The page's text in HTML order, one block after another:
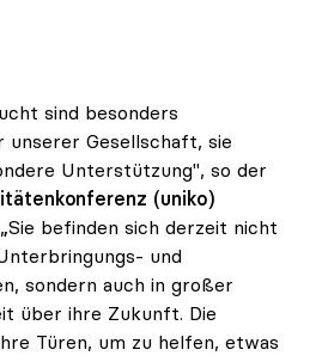
sind besonders
Gesellschaft, sie
Unterstützung", so der
(uniko)
befinden sich derzeit nicht
und
sondern auch in großer
über ihre Zukunft. Die
Türen, um zu helfen, etwas